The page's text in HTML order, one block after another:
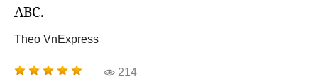
ABC.
Theo VnExpress
214